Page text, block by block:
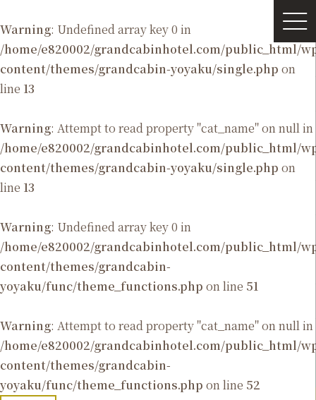
Warning: Undefined array key 0 in
/home/e820002/grandcabinhotel.com/public_html/
content/themes/grandcabin-yoyaku/single.php on
line 13
Warning: Attempt to read property "cat_name" on null in
/home/e820002/grandcabinhotel.com/public_html/
content/themes/grandcabin-yoyaku/single.php on
line 13
Warning: Undefined array key 0 in
/home/e820002/grandcabinhotel.com/public_html/
content/themes/grandcabin-
yoyaku/func/theme_functions.php on line 51
Warning: Attempt to read property "cat_name" on null in
/home/e820002/grandcabinhotel.com/public_html/
content/themes/grandcabin-
yoyaku/func/theme_functions.php on line 52